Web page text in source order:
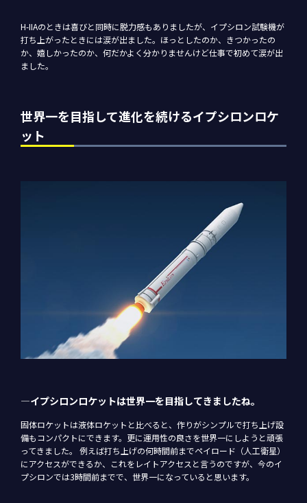
H-IIAのときは喜びと同時に脱力感もありましたが、イプシロン試験機が
打ち上がったときには涙が出ました。ほっとしたのか、きつかったの
か、嬉しかったのか、何だかよく分かりませんけど仕事で初めて涙が出
ました。
世界一を目指して進化を続けるイプシロンロケ
ット
―イプシロンロケットは世界一を目指してきましたね。
固体ロケットは液体ロケットと比べると、作りがシンプルで打ち上げ設
備もコンパクトにできます。更に運用性の良さを世界一にしようと頑張
ってきました。 例えば打ち上げの何時間前までペイロード（人工衛星）
にアクセスができるか、これをレイトアクセスと言うのですが、今のイ
プシロンでは3時間前までで、世界一になっていると思います。